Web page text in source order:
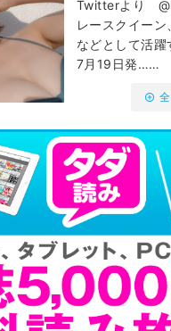
Twitterより
レースクイー
などとして活躍
7月19日発……